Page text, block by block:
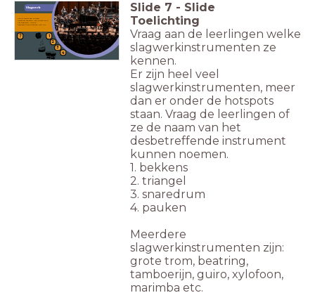
Slagwerk
1
2
3
4
Fanny wenst een orkest!
Helemaal achterin het orkest zie je
het slagwerk. Welke
slagwerkinstrumenten ken jij?
Slide 7 - Slide
Toelichting
Vraag aan de leerlingen welke
slagwerkinstrumenten ze
kennen.
Er zijn heel veel
slagwerkinstrumenten, meer
dan er onder de hotspots
staan. Vraag de leerlingen of
ze de naam van het
desbetreffende instrument
kunnen noemen.
1. bekkens
2. triangel
3. snaredrum
4. pauken
Meerdere
slagwerkinstrumenten zijn:
grote trom, beatring,
tamboerijn, guiro, xylofoon,
marimba etc.